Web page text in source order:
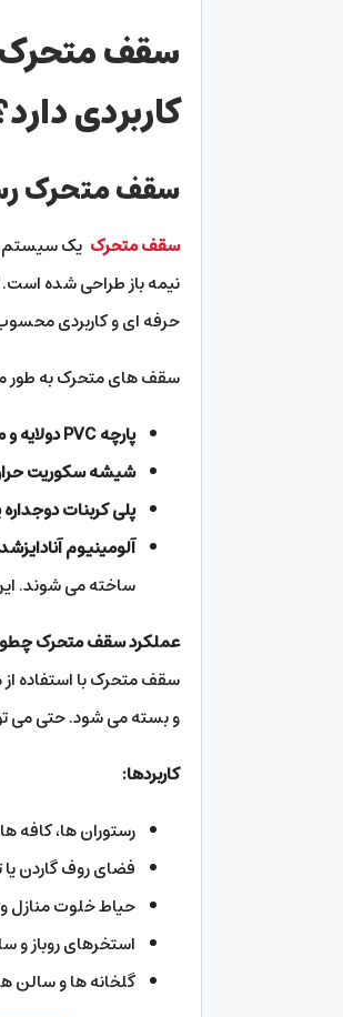
سقف متحرک
کاربردی
سقف متحرک
سقف متحرک یک سیستم
نیمه باز طراحی شده
حرفه ای و کاربردی
سقف های متحرک به طور
پارچه PVC دولایه و مقاوم در برابر UV
شیشه سکوریت
پلی کربنات
آلومینیوم
ساخته می شوند.
عملکرد سقف متحرک
سقف متحرک با استفاده از
و بسته می شود. حتی می
کاربردها:
رستوران ها، کافه
فضای روف گاردن
حیاط خلوت منازل و
استخرهای روباز و
گلخانه ها و سالن